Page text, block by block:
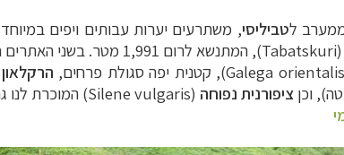
לטביליסי, משתרעים יערות עבותים ויפים
Tabatskuri
), המתנשא לרום 1,991
Galega orientalis), קטנית יפה סגולת פרחים, הרקלאון
וכן ציפורנית נפוחה (
Silene vulgaris) המוכרת לנו